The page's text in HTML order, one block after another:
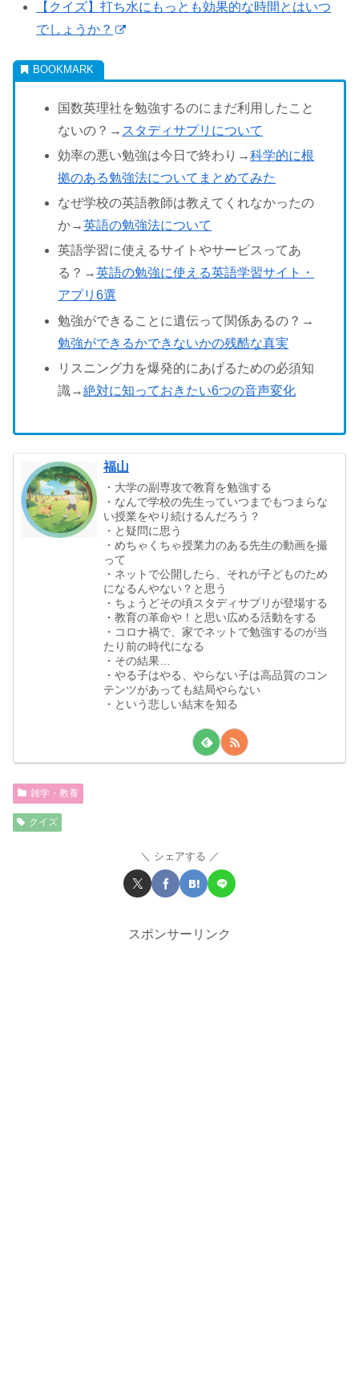
【クイズ】打ち水にもっとも効果的な時間とはいつ
でしょうか？
国数英理社を勉強するのにまだ利用したこと
ないの？→ スタディサプリについて
効率の悪い勉強は今日で終わり→科学的に根
拠のある勉強法についてまとめてみた
なぜ学校の英語教師は教えてくれなかったの
か→英語の勉強法について
英語学習に使えるサイトやサービスってあ
る？→英語の勉強に使える英語学習サイト・
アプリ6選
勉強ができることに遺伝って関係あるの？→
勉強ができるかできないかの残酷な真実
リスニング力を爆発的にあげるための必須知
識→絶対に知っておきたい6つの音声変化
福山
・大学の副専攻で教育を勉強する
・なんで学校の先生っていつまでもつまらな
い授業をやり続けるんだろう？
・と疑問に思う
・めちゃくちゃ授業力のある先生の動画を撮
って
・ネットで公開したら、それが子どものため
になるんやない？と思う
・ちょうどその頃スタディサプリが登場する
・教育の革命や！と思い広める活動をする
・コロナ禍で、家でネットで勉強するのが当
たり前の時代になる
・その結果…
・やる子はやる、やらない子は高品質のコン
テンツがあっても結局やらない
・という悲しい結末を知る
雑学・教養
クイズ
シェアする
スポンサーリンク